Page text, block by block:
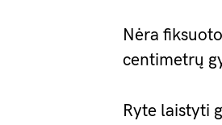
Nėra
centimetrų
Ryte laistyti